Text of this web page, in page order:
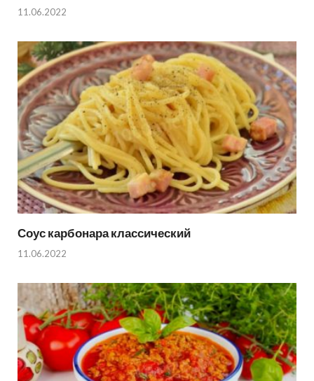
11.06.2022
Соус карбонара классический
11.06.2022